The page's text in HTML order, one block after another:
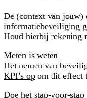
De (context van jouw)
informatiebeveiliging
Houd hierbij rekening
Meten is weten
Het nemen van
KPI’s op om dit effect
Doe het stap-voor-stap